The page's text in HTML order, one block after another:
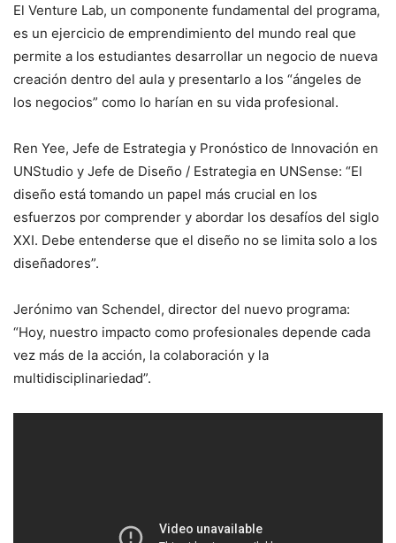
El Venture Lab, un componente fundamental del programa,
es un ejercicio de emprendimiento del mundo real que
permite a los estudiantes desarrollar un negocio de nueva
creación dentro del aula y presentarlo a los “ángeles de
los negocios” como lo harían en su vida profesional.
Ren Yee, Jefe de Estrategia y Pronóstico de Innovación en
UNStudio y Jefe de Diseño / Estrategia en UNSense: “El
diseño está tomando un papel más crucial en los
esfuerzos por comprender y abordar los desafíos del siglo
XXI. Debe entenderse que el diseño no se limita solo a los
diseñadores”.
Jerónimo van Schendel, director del nuevo programa:
“Hoy, nuestro impacto como profesionales depende cada
vez más de la acción, la colaboración y la
multidisciplinariedad”.